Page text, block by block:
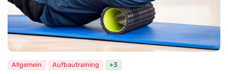
Allgemein Aufbautraining +3